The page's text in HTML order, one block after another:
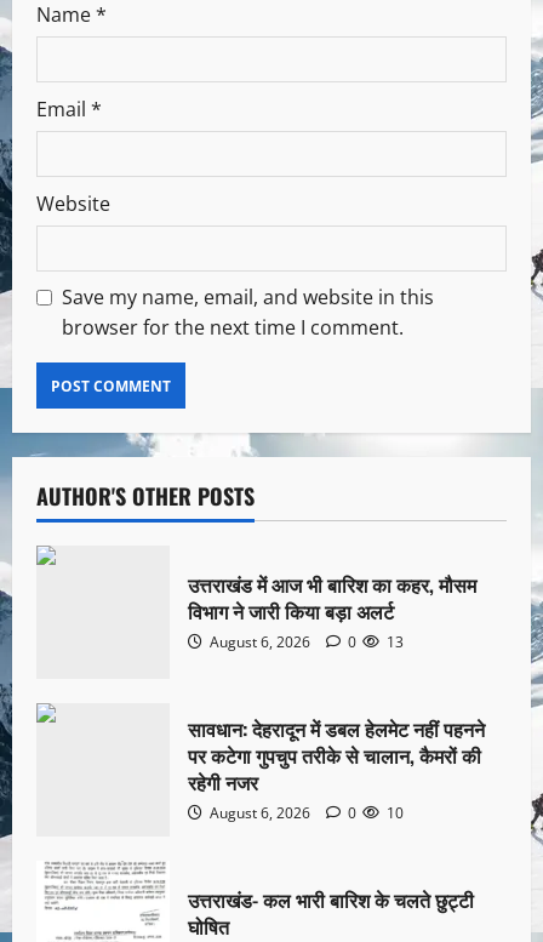
Name*
Email *
Website
Save my name, email, and website in this
browser for the next time I comment.
AUTHOR'S OTHER POSTS
उत्तराखंड में आज भी बारिश का कहर, मौसम
विभाग ने जारी किया बड़ा अलर्ट
August 6, 2026 0 13
सावधान: देहरादून में डबल हेलमेट नहीं पहनने
पर कटेगा गुपचुप तरीके से चालान, कैमरों की
रहेगी नजर
August 6, 2026 0 10
उत्तराखंड- कल भारी बारिश के चलते छुट्टी
घोषित